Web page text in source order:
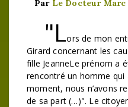
Par Le Docteur Marc
"Lors de mon
Girard concernant les
fille JeanneLe prénom a
rencontré un homme qui
moment, nous n’avons
de sa part (…)". Le